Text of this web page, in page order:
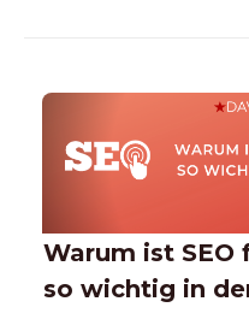
Warum ist SEO
so wichtig in